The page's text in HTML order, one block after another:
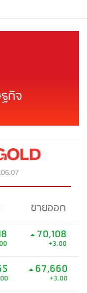
กิจ
ขายออก
70,108
+3.00
67,660
+3.00